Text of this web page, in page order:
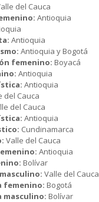
del Cauca
Antioquia
Antioquia
Antioquia y Bogotá
femenino: Boyacá
Antioquia
Antioquia
del Cauca
del Cauca
Antioquia
Cundinamarca
Valle del Cauca
Antioquia
Bolívar
Valle del Cauca
femenino: Bogotá
masculino: Bolívar